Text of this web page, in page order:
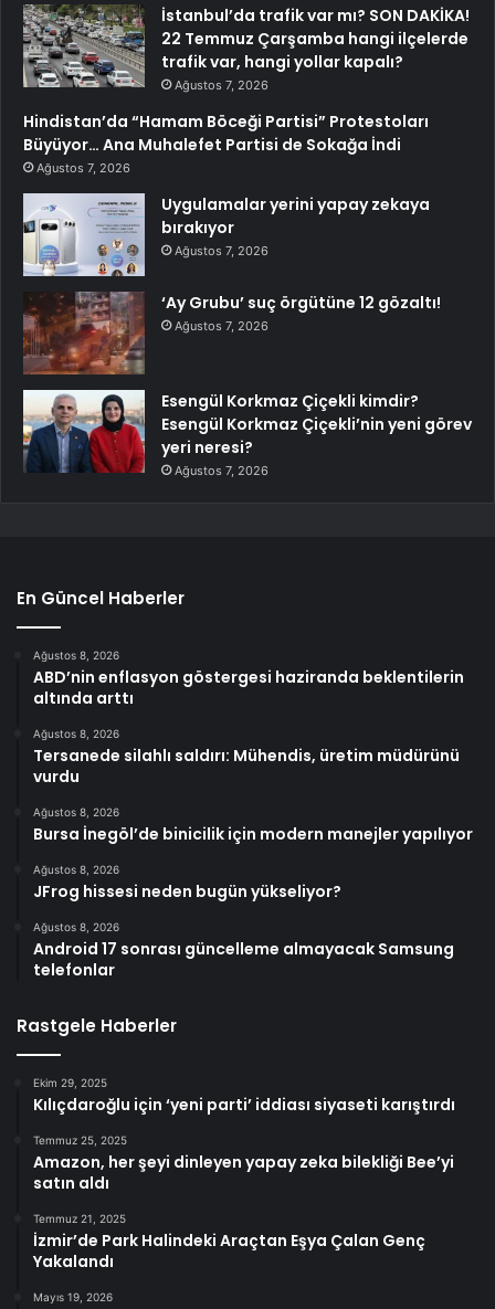
İstanbul’da trafik var mı? SON DAKİKA!
22 Temmuz Çarşamba hangi ilçelerde
trafik var, hangi yollar kapalı?
Ağustos 7, 2026
Hindistan’da “Hamam Böceği Partisi” Protestoları
Büyüyor… Ana Muhalefet Partisi de Sokağa İndi
Ağustos 7, 2026
Uygulamalar yerini yapay zekaya
bırakıyor
Ağustos 7, 2026
‘Ay Grubu’ suç örgütüne 12 gözaltı!
Ağustos 7, 2026
Esengül Korkmaz Çiçekli kimdir?
Esengül Korkmaz Çiçekli’nin yeni görev
yeri neresi?
Ağustos 7, 2026
En Güncel Haberler
Ağustos 8, 2026
ABD’nin enflasyon göstergesi haziranda beklentilerin
altında arttı
Ağustos 8, 2026
Tersanede silahlı saldırı: Mühendis, üretim müdürünü
vurdu
Ağustos 8, 2026
Bursa İnegöl’de binicilik için modern manejler yapılıyor
Ağustos 8, 2026
JFrog hissesi neden bugün yükseliyor?
Ağustos 8, 2026
Android 17 sonrası güncelleme almayacak Samsung
telefonlar
Rastgele Haberler
Ekim 29, 2025
Kılıçdaroğlu için ‘yeni parti’ iddiası siyaseti karıştırdı
Temmuz 25, 2025
Amazon, her şeyi dinleyen yapay zeka bilekliği Bee’yi
satın aldı
Temmuz 21, 2025
İzmir’de Park Halindeki Araçtan Eşya Çalan Genç
Yakalandı
Mayıs 19, 2026